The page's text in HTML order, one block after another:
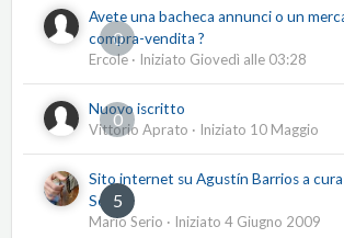
0
Avete una bacheca annunci o un
compra-vendita ?
Ercole · Iniziato Giovedì alle 03:28
0
Nuovo iscritto
Vittorio Aprato · Iniziato 10 Maggio
5
Sito internet su Agustín Barrios a
Serio
Mario Serio · Iniziato 4 Giugno 2009